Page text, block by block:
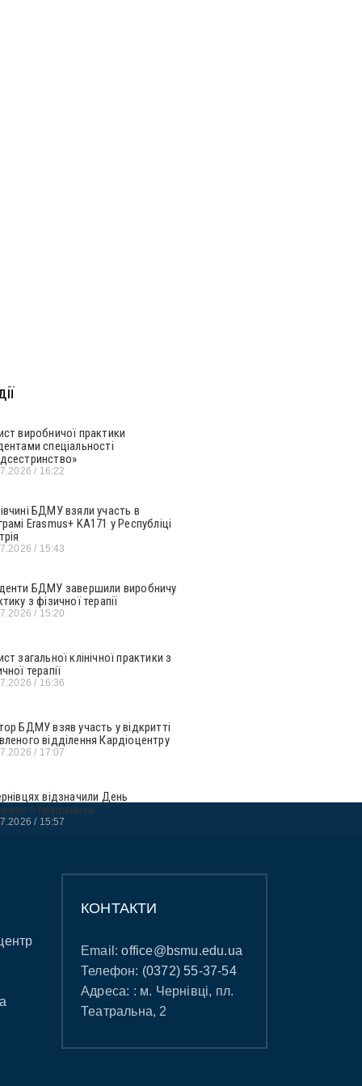
виробничої практики
спеціальності
16:22
БДМУ взяли участь в
Erasmus+ KA171 у Республіці
15:43
БДМУ завершили виробничу
з фізичної терапії
15:20
загальної клінічної практики з
терапії
16:36
БДМУ взяв участь у відкритті
відділення Кардіоцентру
17:07
відзначили День
працівника
15:57
КОНТАКТИ
Email:office@bsmu.edu.ua
Телефон: (0372) 55-37-54
Адреса: : м. Чернівці, пл.
Театральна, 2